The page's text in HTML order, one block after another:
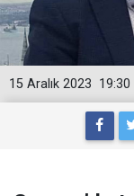
19:30
15 Aralık 2023